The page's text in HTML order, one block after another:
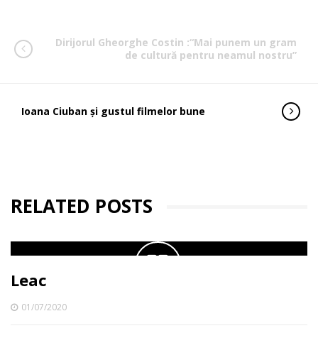
Dirijorul Gheorghe Costin :“Mai punem un gram
de cultură pentru neamul nostru”
Ioana Ciuban și gustul filmelor bune
RELATED POSTS
Leac
01/07/2020